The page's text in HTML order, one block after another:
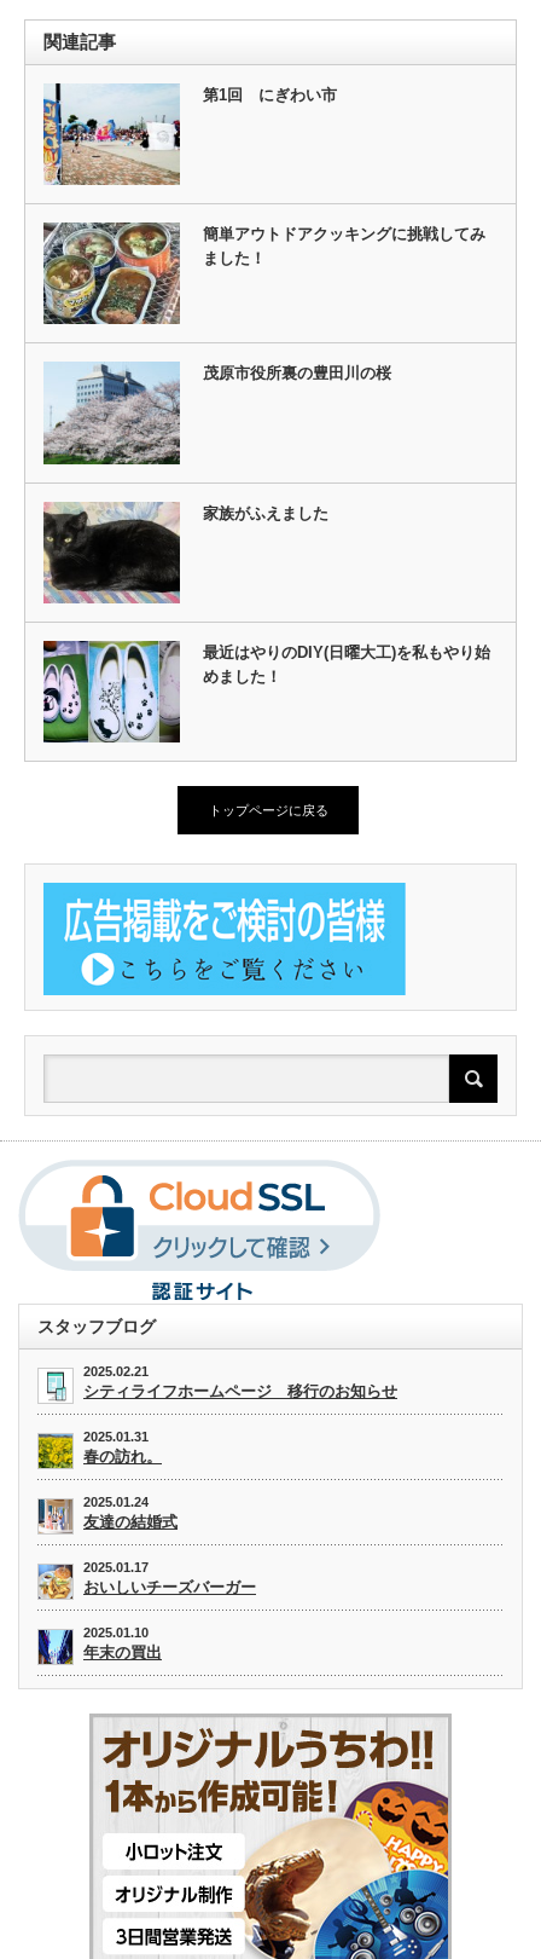
関連記事
第1回 にぎわい市
簡単アウトドアクッキングに挑戦してみ
ました！
茂原市役所裏の豊田川の桜
家族がふえました
最近はやりのDIY(日曜大工)を私もやり始
めました！
トップページに戻る
スタッフブログ
2025.02.21
シティライフホームページ 移行のお知らせ
2025.01.31
春の訪れ。
2025.01.24
友達の結婚式
2025.01.17
おいしいチーズバーガー
2025.01.10
年末の買出